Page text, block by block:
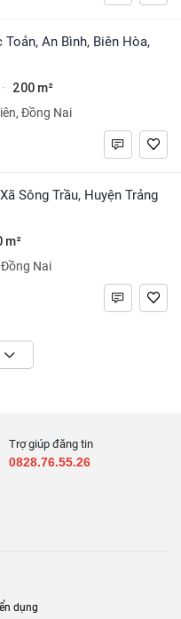
· 200 m²
Đồng Nai
m²
Nai
Trợ giúp đăng tin
0828.76.55.26
dụng